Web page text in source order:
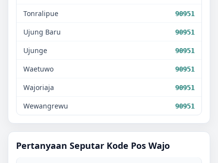
Tonralipue 90951
Ujung Baru 90951
Ujunge 90951
Waetuwo 90951
Wajoriaja 90951
Wewangrewu 90951
Pertanyaan Seputar Kode Pos Wajo